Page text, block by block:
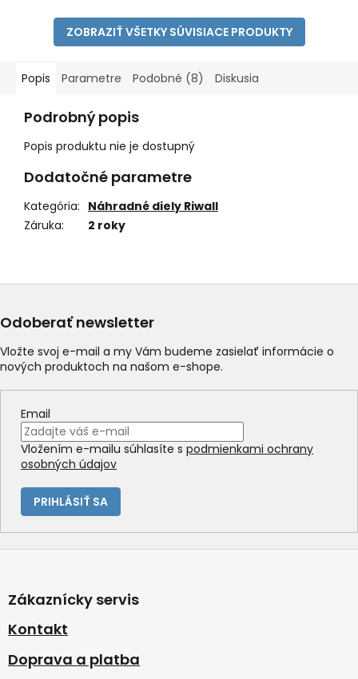
ZOBRAZIŤ VŠETKY SÚVISIACE PRODUKTY
Popis Parametre Podobné (8) Diskusia
Podrobný popis
Popis produktu nie je dostupný
Dodatočné parametre
Kategória: Náhradné diely Riwall
Záruka: 2 roky
Odoberať newsletter
Vložte svoj e-mail a my Vám budeme zasielať informácie o
nových produktoch na našom e-shope.
Email
Vložením e-mailu súhlasíte s podmienkami ochrany
osobných údajov
PRIHLÁSIŤ SA
p
ä
e
Zákaznícky servis
Kontakt
Doprava a platba